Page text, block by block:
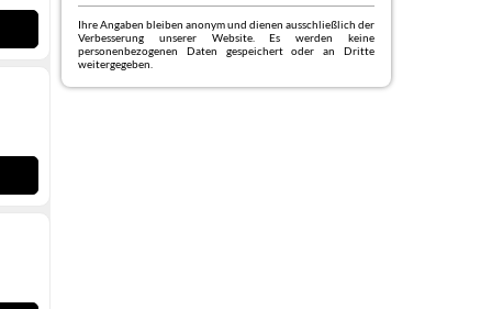
Ihre Angaben bleiben anonym und dienen ausschließlich der
Verbesserung unserer Website. Es werden keine
personenbezogenen Daten gespeichert oder an Dritte
weitergegeben.